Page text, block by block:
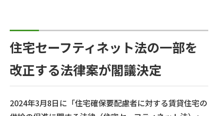
住宅セーフティネット法の一部を
改正する法律案が閣議決定
2024年3月8日に「住宅確保要配慮者に対する賃貸住宅の